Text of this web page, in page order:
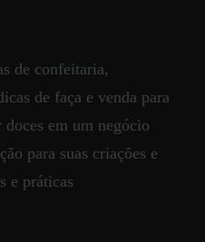
de confeitaria,
de faça e venda para
em um negócio
para suas criações e
e práticas